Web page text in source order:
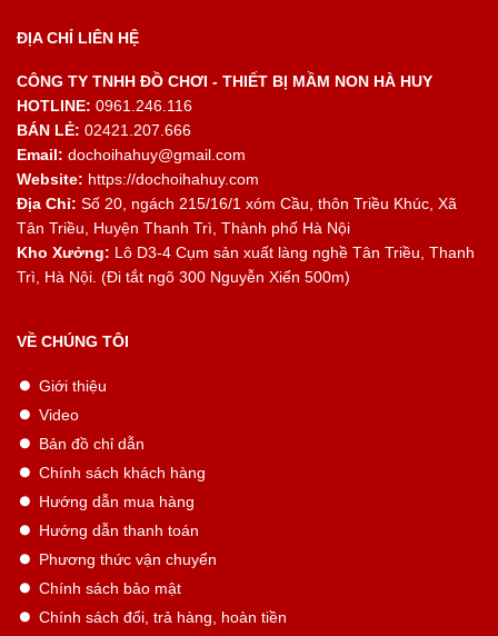
ĐỊA CHỈ LIÊN HỆ
CÔNG TY TNHH ĐỒ CHƠI - THIẾT BỊ MẦM NON HÀ HUY
HOTLINE: 0961.246.116
BÁN LẺ: 02421.207.666
Email: dochoihahuy@gmail.com
Website: https://dochoihahuy.com
Địa Chỉ: Số 20, ngách 215/16/1 xóm Cầu, thôn Triều Khúc, Xã
Tân Triều, Huyện Thanh Trì, Thành phố Hà Nội
Kho Xưởng: Lô D3-4 Cụm sản xuất làng nghề Tân Triều, Thanh
Trì, Hà Nội. (Đi tắt ngõ 300 Nguyễn Xiển 500m)
VỀ CHÚNG TÔI
Giới thiệu
Video
Bản đồ chỉ dẫn
Chính sách khách hàng
Hướng dẫn mua hàng
Hướng dẫn thanh toán
Phương thức vận chuyển
Chính sách bảo mật
Chính sách đổi, trả hàng, hoàn tiền